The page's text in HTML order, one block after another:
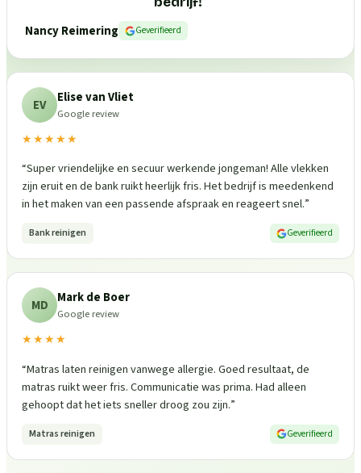
Nancy Reimering
Geverifieerd
EV Elise van Vliet
Google review
★★★★★
“Super vriendelijke en secuur werkende jongeman! Alle vlekken
zijn eruit en de bank ruikt heerlijk fris. Het bedrijf is meedenkend
in het maken van een passende afspraak en reageert snel.”
Bank reinigen Geverifieerd
MD Mark de Boer
Google review
★★★★
“Matras laten reinigen vanwege allergie. Goed resultaat, de
matras ruikt weer fris. Communicatie was prima. Had alleen
gehoopt dat het iets sneller droog zou zijn.”
Matras reinigen Geverifieerd